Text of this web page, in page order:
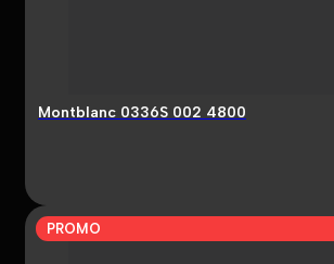
Montblanc 0336S 002 4800
PROMO